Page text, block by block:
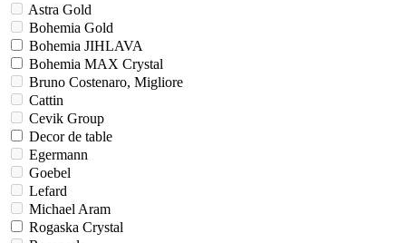
Astra Gold
Bohemia Gold
Bohemia JIHLAVA
Bohemia MAX Crystal
Bruno Costenaro, Migliore
Cattin
Cevik Group
Decor de table
Egermann
Goebel
Lefard
Michael Aram
Rogaska Crystal